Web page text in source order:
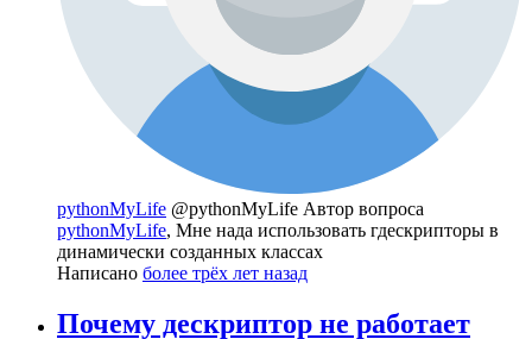
pythonMyLife @pythonMyLife Автор вопроса
pythonMyLife, Мне нада использовать гдескрипторы в
динамически созданных классах
Написано более трёх лет назад
Почему дескриптор не работает